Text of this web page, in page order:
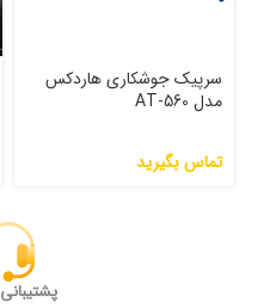
سرپیک جوشکاری هاردکس
مدل AT-560
تماس بگیرید